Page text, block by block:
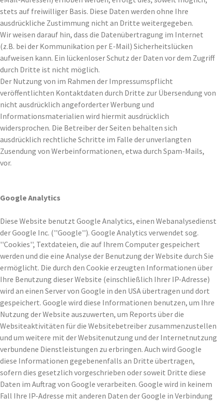
stets auf freiwilliger Basis. Diese Daten werden ohne Ihre
ausdrückliche Zustimmung nicht an Dritte weitergegeben.
Wir weisen darauf hin, dass die Datenübertragung im Internet
(z.B. bei der Kommunikation per E-Mail) Sicherheitslücken
aufweisen kann. Ein lückenloser Schutz der Daten vor dem Zugriff
durch Dritte ist nicht möglich.
Der Nutzung von im Rahmen der Impressumspflicht
veröffentlichten Kontaktdaten durch Dritte zur Übersendung von
nicht ausdrücklich angeforderter Werbung und
Informationsmaterialien wird hiermit ausdrücklich
widersprochen. Die Betreiber der Seiten behalten sich
ausdrücklich rechtliche Schritte im Falle der unverlangten
Zusendung von Werbeinformationen, etwa durch Spam-Mails,
vor.
Google Analytics
Diese Website benutzt Google Analytics, einen Webanalysedienst
der Google Inc. (''Google''). Google Analytics verwendet sog.
''Cookies'', Textdateien, die auf Ihrem Computer gespeichert
werden und die eine Analyse der Benutzung der Website durch Sie
ermöglicht. Die durch den Cookie erzeugten Informationen über
Ihre Benutzung dieser Website (einschließlich Ihrer IP-Adresse)
wird an einen Server von Google in den USA übertragen und dort
gespeichert. Google wird diese Informationen benutzen, um Ihre
Nutzung der Website auszuwerten, um Reports über die
Websiteaktivitäten für die Websitebetreiber zusammenzustellen
und um weitere mit der Websitenutzung und der Internetnutzung
verbundene Dienstleistungen zu erbringen. Auch wird Google
diese Informationen gegebenenfalls an Dritte übertragen,
sofern dies gesetzlich vorgeschrieben oder soweit Dritte diese
Daten im Auftrag von Google verarbeiten. Google wird in keinem
Fall Ihre IP-Adresse mit anderen Daten der Google in Verbindung